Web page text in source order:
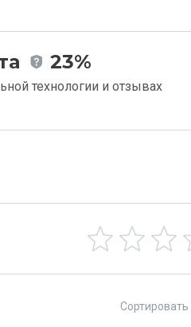
23%
технологии и отзывах
Сортировать